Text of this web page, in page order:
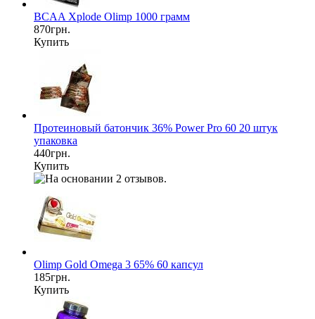
BCAA Xplode Olimp 1000 грамм
870грн.
Купить
Протеиновый батончик 36% Power Pro 60 20 штук
упаковка
440грн.
Купить
Olimp Gold Omega 3 65% 60 капсул
185грн.
Купить